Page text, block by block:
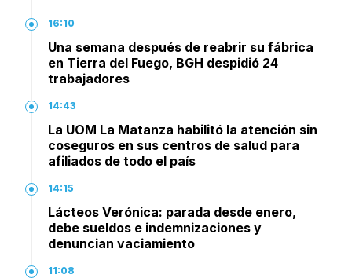
16:10
Una semana después de reabrir su fábrica
en Tierra del Fuego, BGH despidió 24
trabajadores
14:43
La UOM La Matanza habilitó la atención sin
coseguros en sus centros de salud para
afiliados de todo el país
14:15
Lácteos Verónica: parada desde enero,
debe sueldos e indemnizaciones y
denuncian vaciamiento
11:08